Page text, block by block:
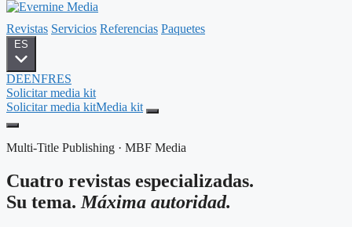
Revistas Servicios Referencias Paquetes
ES
DEENFRES
Solicitar media kit
Solicitar media kitMedia kit
Multi-Title Publishing · MBF Media
Cuatro revistas especializadas.
Su tema. Máxima autoridad.